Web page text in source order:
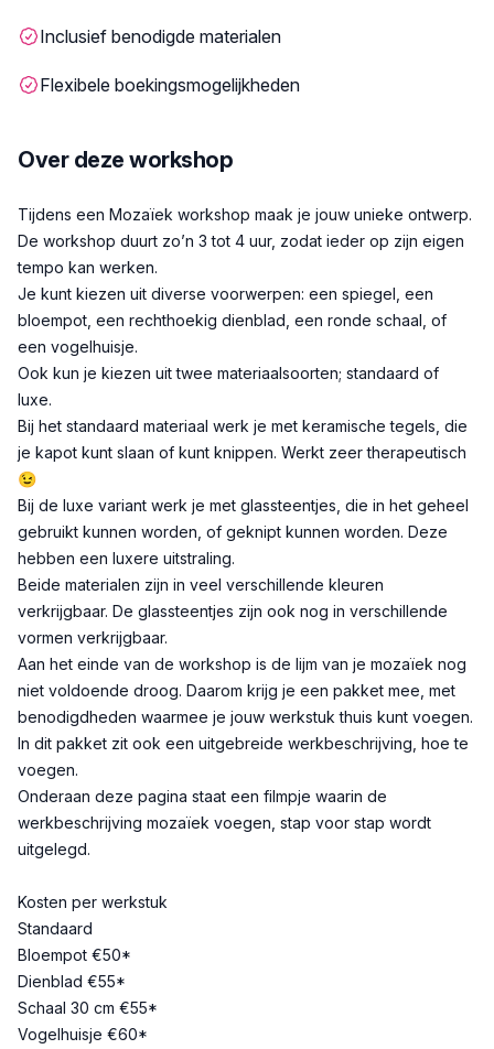
Inclusief benodigde materialen
Flexibele boekingsmogelijkheden
Over deze workshop
Beschrijving
Tijdens een Mozaïek workshop maak je jouw unieke ontwerp.
De workshop duurt zo’n 3 tot 4 uur, zodat ieder op zijn eigen
tempo kan werken.
Je kunt kiezen uit diverse voorwerpen: een spiegel, een
bloempot, een rechthoekig dienblad, een ronde schaal, of
een vogelhuisje.
Ook kun je kiezen uit twee materiaalsoorten; standaard of
luxe.
Bij het standaard materiaal werk je met keramische tegels, die
je kapot kunt slaan of kunt knippen. Werkt zeer therapeutisch
😉
Bij de luxe variant werk je met glassteentjes, die in het geheel
gebruikt kunnen worden, of geknipt kunnen worden. Deze
hebben een luxere uitstraling.
Beide materialen zijn in veel verschillende kleuren
verkrijgbaar. De glassteentjes zijn ook nog in verschillende
vormen verkrijgbaar.
Aan het einde van de workshop is de lijm van je mozaïek nog
niet voldoende droog. Daarom krijg je een pakket mee, met
benodigdheden waarmee je jouw werkstuk thuis kunt voegen.
In dit pakket zit ook een uitgebreide werkbeschrijving, hoe te
voegen.
Onderaan deze pagina staat een filmpje waarin de
werkbeschrijving mozaïek voegen, stap voor stap wordt
uitgelegd.
Kosten per werkstuk
Standaard
Bloempot €50*
Dienblad €55*
Schaal 30 cm €55*
Vogelhuisje €60*